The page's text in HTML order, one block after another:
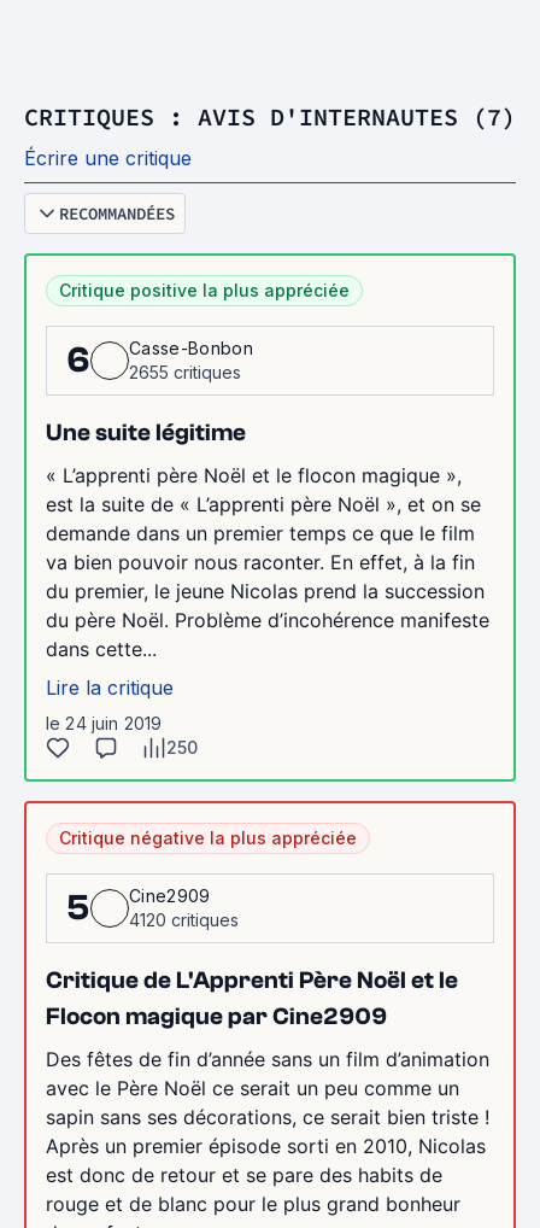
CRITIQUES : AVIS D'INTERNAUTES (7)
Écrire une critique
RECOMMANDÉES
Critique positive la plus appréciée
6
Casse-Bonbon
2655 critiques
Une suite légitime
« L’apprenti père Noël et le flocon magique »,
est la suite de « L’apprenti père Noël », et on se
demande dans un premier temps ce que le film
va bien pouvoir nous raconter. En effet, à la fin
du premier, le jeune Nicolas prend la succession
du père Noël. Problème d’incohérence manifeste
dans cette...
Lire la critique
le 24 juin 2019
250
Critique négative la plus appréciée
5
Cine2909
4120 critiques
Critique de L'Apprenti Père Noël et le
Flocon magique par Cine2909
Des fêtes de fin d’année sans un film d’animation
avec le Père Noël ce serait un peu comme un
sapin sans ses décorations, ce serait bien triste !
Après un premier épisode sorti en 2010, Nicolas
est donc de retour et se pare des habits de
rouge et de blanc pour le plus grand bonheur